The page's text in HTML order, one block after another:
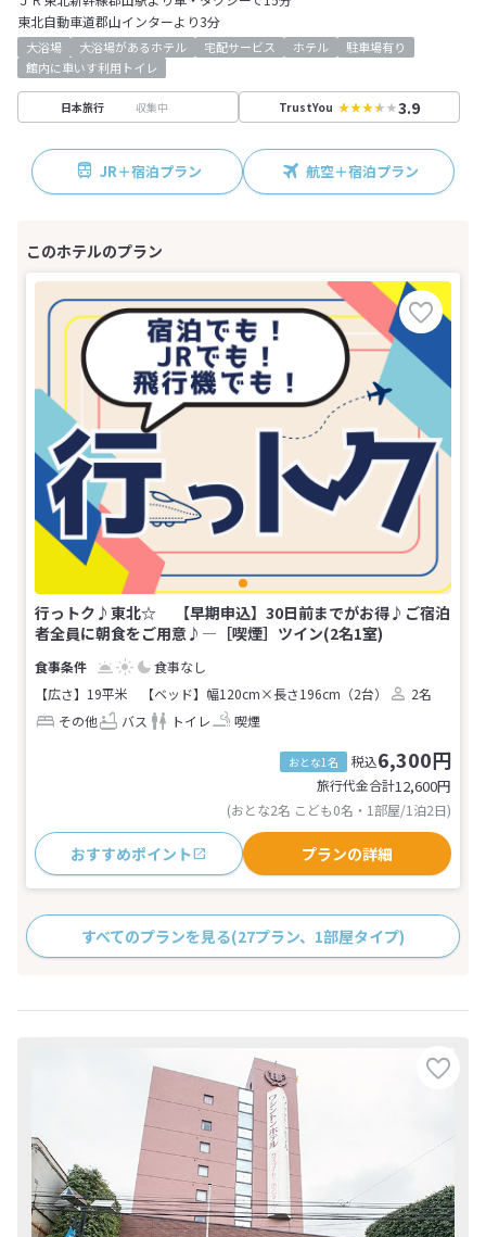
東北自動車道郡山インターより3分
大浴場 大浴場があるホテル 宅配サービス ホテル
駐車場有り
館内に車いす利用トイレ
日本旅行 収集中 TrustYou 3.9
JR＋宿泊プラン 航空＋宿泊プラン
行っトク♪東北☆ 【早期申込】30日前までがお得♪ご宿泊
者全員に朝食をご用意♪―［喫煙］ツイン(2名1室)
食事なし
【広さ】19平米
【ベッド】幅120cm×長さ196cm（2台）
2名
その他
バス トイレ 喫煙
おとな1名 税込6,300円
旅行代金合計12,600円
(おとな2名 こども0名・1部屋/1泊2日)
おすすめポイント プランの詳細
すべてのプランを見る(27プラン、1部屋タイプ)